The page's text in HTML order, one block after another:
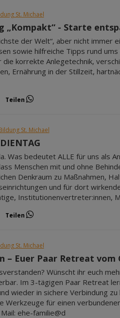
St. Michael
„Kompakt“ - Starte
der Welt“, aber nicht
sowie hilfreiche Tipps rund
korrekte Anlegetechnik,
Ernährung in der Stillzeit,
Teilen
St. Michael
Was bedeutet ALLE für uns als
Menschen mit und ohne
Denkraum zu Maßnahmen,
und für dort
Institutionenvertreter:innen,
Teilen
St. Michael
– Euer Paar Retreat
Wünscht ihr euch
Im 3-tägigen Paar Retreat
wieder in sichere Verbindung
Werkzeuge für einen
ehe-familie@d